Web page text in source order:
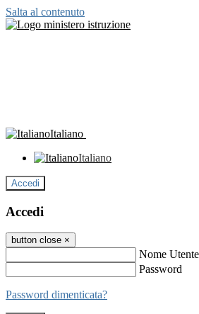
Salta al contenuto
Italiano
Italiano
Accedi
Accedi
button close ×
Nome Utente
Password
Password dimenticata?